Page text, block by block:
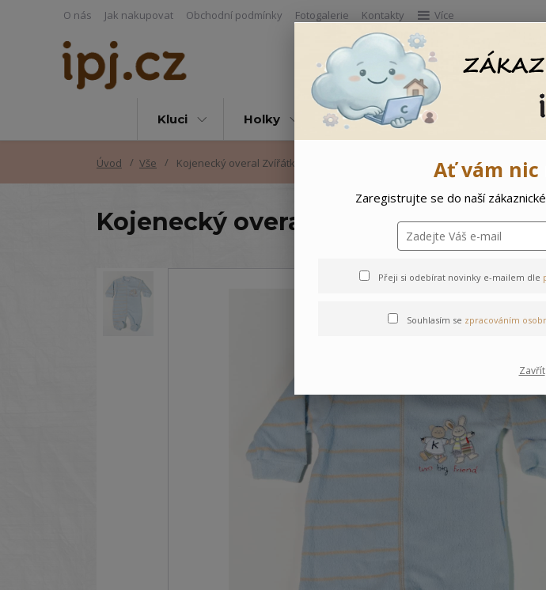
O nás Jak nakupovat Obchodní podmínky Fotogalerie Kontakty Více
Kluci Holky Vše Doprodej Ostatní
Úvod Vše Kojenecký overal Zvířátka - 62
Kojenecký overal Zvířátka - 62
Ať vám nic
Zaregistrujte se do naší
Přeji si odebírat novinky e-mailem dle
Souhlasím se zpracováním
Zavřít